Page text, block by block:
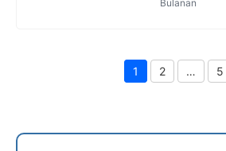
Bulanan
Page
1 Page
2 … 5